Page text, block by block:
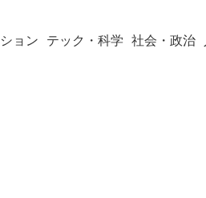
ョン テック・科学 社会・政治